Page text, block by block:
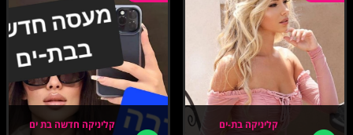
קליניקה בת-ים קליניקה חדשה בת ים